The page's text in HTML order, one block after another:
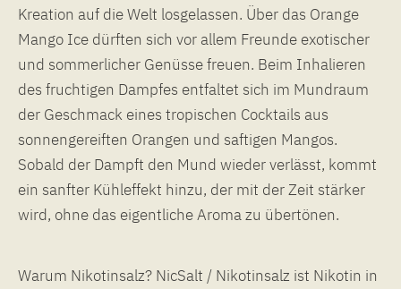
Kreation auf die Welt losgelassen. Über das Orange
Mango Ice dürften sich vor allem Freunde exotischer
und sommerlicher Genüsse freuen. Beim Inhalieren
des fruchtigen Dampfes entfaltet sich im Mundraum
der Geschmack eines tropischen Cocktails aus
sonnengereiften Orangen und saftigen Mangos.
Sobald der Dampft den Mund wieder verlässt, kommt
ein sanfter Kühleffekt hinzu, der mit der Zeit stärker
wird, ohne das eigentliche Aroma zu übertönen.
Warum Nikotinsalz? NicSalt / Nikotinsalz ist Nikotin in